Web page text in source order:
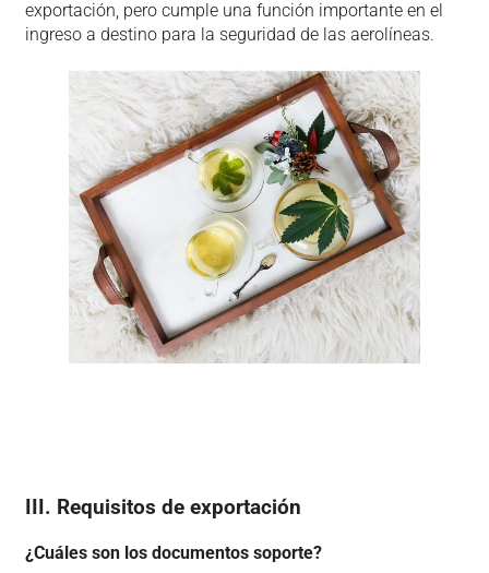
exportación, pero cumple una función importante en el
ingreso a destino para la seguridad de las aerolíneas.
III. Requisitos de exportación
¿Cuáles son los documentos soporte?